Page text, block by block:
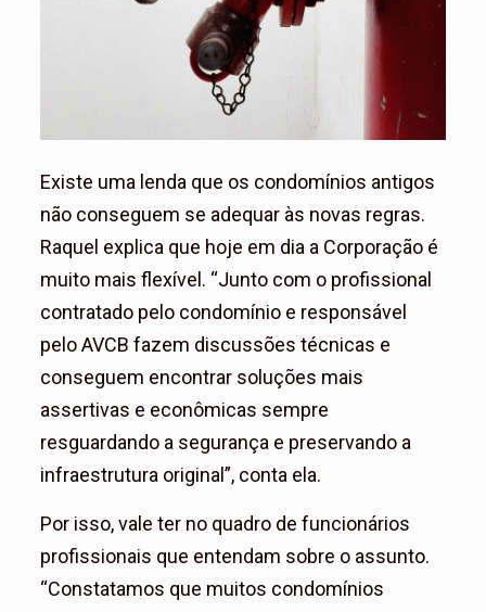
Existe uma lenda que os condomínios antigos
não conseguem se adequar às novas regras.
Raquel explica que hoje em dia a Corporação é
muito mais flexível. “Junto com o profissional
contratado pelo condomínio e responsável
pelo AVCB fazem discussões técnicas e
conseguem encontrar soluções mais
assertivas e econômicas sempre
resguardando a segurança e preservando a
infraestrutura original”, conta ela.
Por isso, vale ter no quadro de funcionários
profissionais que entendam sobre o assunto.
“Constatamos que muitos condomínios